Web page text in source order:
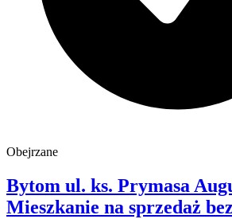
Obejrzane
Bytom ul. ks. Prymasa
Mieszkanie na sprzedaż